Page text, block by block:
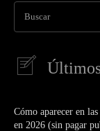
Buscar
Cómo aparecer en
en 2026 (sin pagar